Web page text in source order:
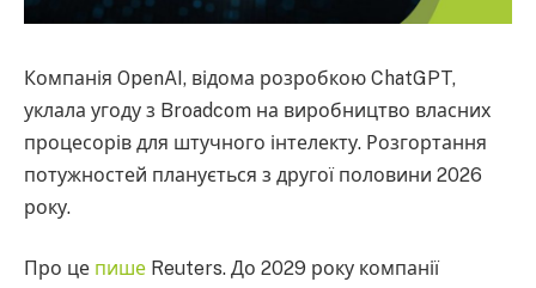
Компанія OpenAI, відома розробкою ChatGPT,
уклала угоду з Broadcom на виробництво власних
процесорів для штучного інтелекту. Розгортання
потужностей планується з другої половини 2026
року.
Про це пише Reuters. До 2029 року компанії